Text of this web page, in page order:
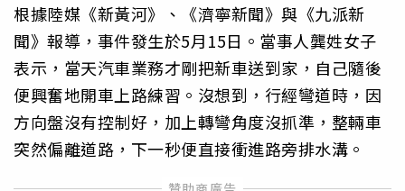
根據陸媒《新黃河》、《濟寧新聞》與《九派新
聞》報導，事件發生於5月15日。當事人龔姓女子
表示，當天汽車業務才剛把新車送到家，自己隨後
便興奮地開車上路練習。沒想到，行經彎道時，因
方向盤沒有控制好，加上轉彎角度沒抓準，整輛車
突然偏離道路，下一秒便直接衝進路旁排水溝。